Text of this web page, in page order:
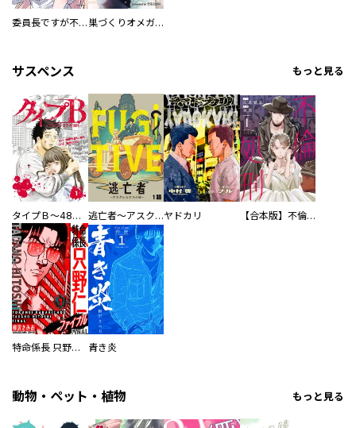
委員長ですが不良になるほど恋してます！ 巣づくりオメガバース
サスペンス もっと見る
タイプＢ～48時間後、致死率100％～【単話】 逃亡者～アスクレピオスの杖～ヤドカリ 【合本版】不倫処刑
特命係長 只野仁ファイナル 愛蔵版 青き炎
動物・ペット・植物 もっと見る